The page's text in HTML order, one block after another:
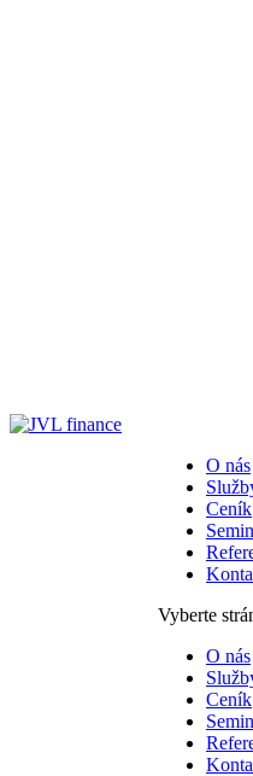
O nás
Ceník
Vyberte
O nás
Ceník